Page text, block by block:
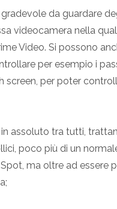
da guardare
videocamera nella
Video. Si possono
per esempio i
screen, per poter
assoluto tra tutti,
poco più di un
ma oltre ad essere